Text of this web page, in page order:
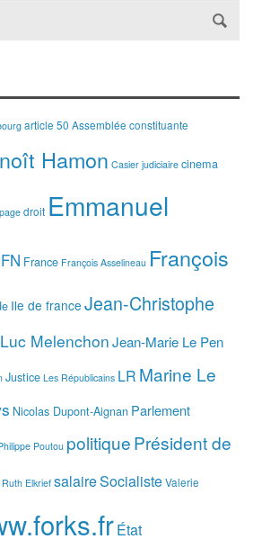
article 50 Assemblée constituante
Hamon Casier judiciaire cinema
droit Emmanuel
FN France François Asselineau François
Ile de france Jean-Christophe
MelenchonJean-Marie Le Pen
Justice Les Républicains LR Marine Le
Nicolas Dupont-Aignan Parlement
Poutou politiquePrésident de
Ruth Elkrief salaireSocialisteValerie
État